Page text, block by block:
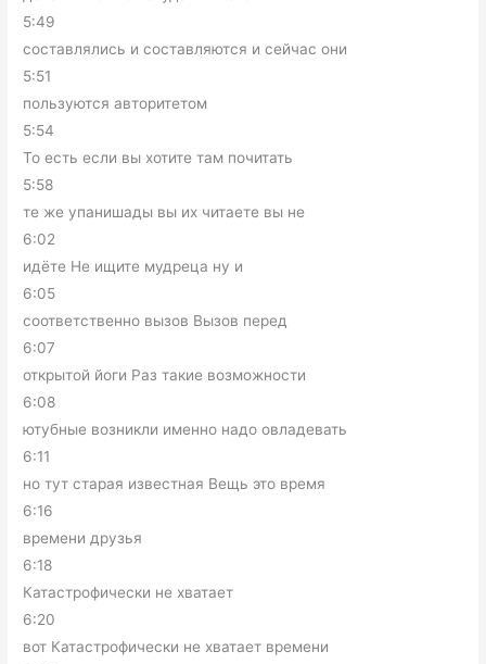
5:49
составлялись и составляются и сейчас они
5:51
пользуются авторитетом
5:54
То есть если вы хотите там почитать
5:58
те же упанишады вы их читаете вы не
6:02
идёте Не ищите мудреца ну и
6:05
соответственно вызов Вызов перед
6:07
открытой йоги Раз такие возможности
6:08
ютубные возникли именно надо овладевать
6:11
но тут старая известная Вещь это время
6:16
времени друзья
6:18
Катастрофически не хватает
6:20
вот Катастрофически не хватает времени